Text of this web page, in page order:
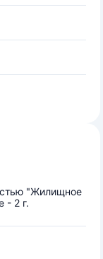
"Жилищное
- 2 г.